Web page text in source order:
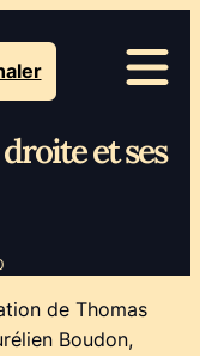
et ses
de Thomas
Boudon,